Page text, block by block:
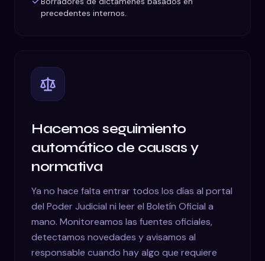
precedentes internos.
Hacemos seguimiento
automático de causas y
normativa
Ya no hace falta entrar todos los días al portal
del Poder Judicial ni leer el Boletín Oficial a
mano. Monitoreamos las fuentes oficiales,
detectamos novedades y avisamos al
responsable cuando hay algo que requiere